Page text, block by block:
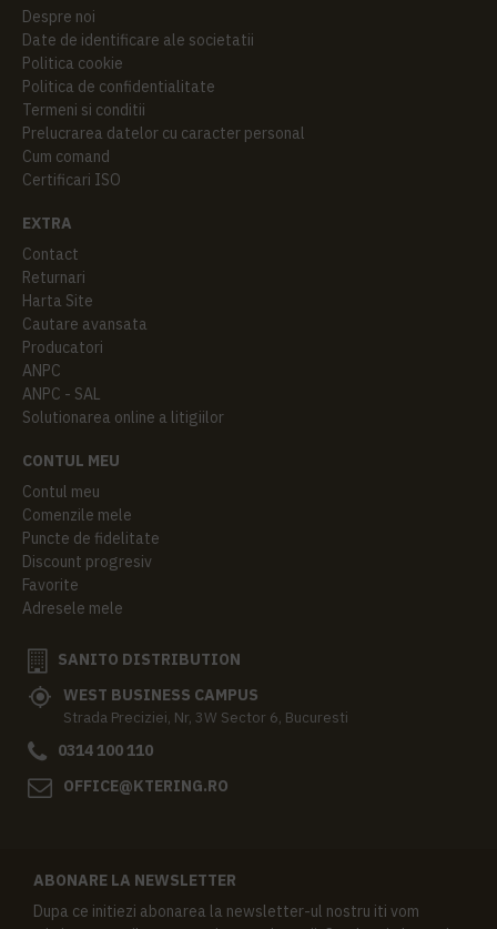
Despre noi
Date de identificare ale societatii
Politica cookie
Politica de confidentialitate
Termeni si conditii
Prelucrarea datelor cu caracter personal
Cum comand
Certificari ISO
EXTRA
Contact
Returnari
Harta Site
Cautare avansata
Producatori
ANPC
ANPC - SAL
Solutionarea online a litigiilor
CONTUL MEU
Contul meu
Comenzile mele
Puncte de fidelitate
Discount progresiv
Favorite
Adresele mele
SANITO DISTRIBUTION
WEST BUSINESS CAMPUS
Strada Preciziei, Nr, 3W Sector 6, Bucuresti
0314 100 110
OFFICE@KTERING.RO
ABONARE LA NEWSLETTER
Dupa ce initiezi abonarea la newsletter-ul nostru iti vom